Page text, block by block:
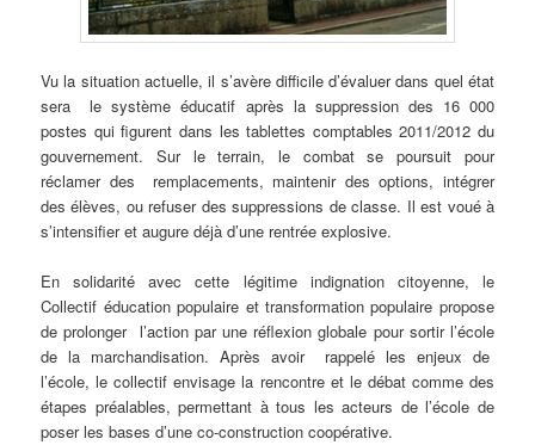
Vula situation actuelle, il s’avère difficile d’évaluer dans quel état
sera le système éducatif après la suppression des 16 000
postes qui figurent dans les tablettes comptables 2011/2012 du
gouvernement. Sur le terrain, le combat se poursuit pour
réclamer des remplacements, maintenir des options, intégrer
des élèves, ou refuser des suppressions de classe. Il est voué à
s’intensifier et augure déjà d’une rentrée explosive.
En solidarité avec cette légitime indignation citoyenne, le
Collectif éducation populaire et transformation populaire propose
de prolonger l’action par une réflexion globale pour sortir l’école
de la marchandisation. Après avoir rappelé les enjeux de
l’école, le collectif envisage la rencontre et le débat comme des
étapes préalables, permettant à tous les acteurs de l’école de
poser les bases d’une co-construction coopérative.